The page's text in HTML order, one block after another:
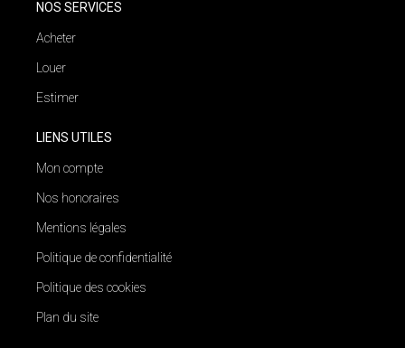
NOS SERVICES
Acheter
Louer
Estimer
LIENS UTILES
Mon compte
Nos honoraires
Mentions légales
Politique de confidentialité
Politique des cookies
Plan du site